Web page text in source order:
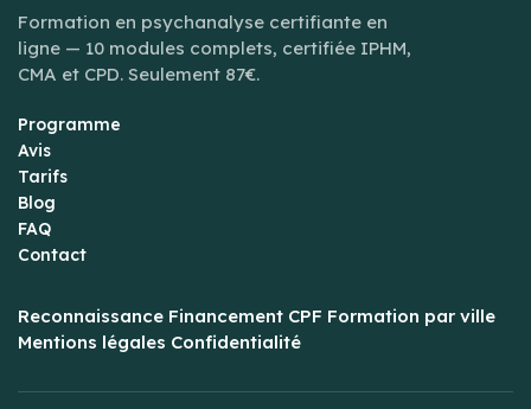
Formation en psychanalyse certifiante en
ligne — 10 modules complets, certifiée IPHM,
CMA et CPD. Seulement 87€.
Programme
Avis
Tarifs
Blog
FAQ
Contact
Reconnaissance Financement CPF Formation par ville
Mentions légales Confidentialité